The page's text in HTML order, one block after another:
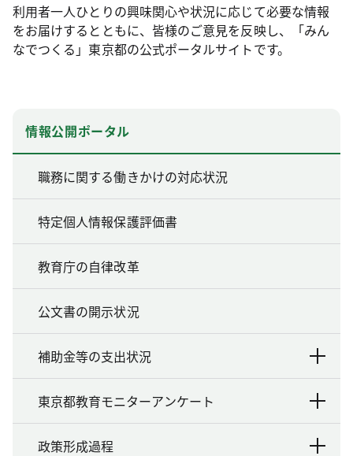
利用者一人ひとりの興味関心や状況に応じて必要な情報
をお届けするとともに、皆様のご意見を反映し、「みん
なでつくる」東京都の公式ポータルサイトです。
情報公開ポータル
職務に関する働きかけの対応状況
特定個人情報保護評価書
教育庁の自律改革
公文書の開示状況
補助金等の支出状況
東京都教育モニターアンケート
政策形成過程